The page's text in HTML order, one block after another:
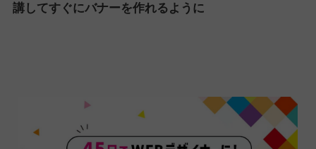
講してすぐにバナーを作れるように